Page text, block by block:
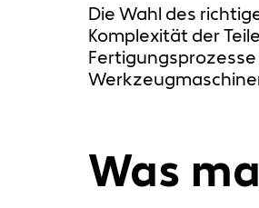
Die Wahl des
Komplexität der
Was